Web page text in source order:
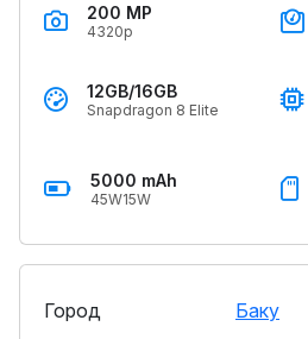
200 MP
4320p
12GB/16GB
Snapdragon 8 Elite
5000 mAh
45W15W
Город
Баку